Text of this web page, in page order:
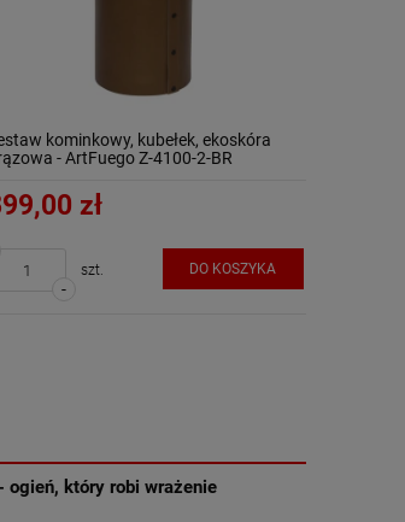
ogień, który robi wrażenie
kominkowy, kubełek, ekoskóra
- ArtFuego Z-4100-2-BR
zł
-
szt. DO KOSZYKA